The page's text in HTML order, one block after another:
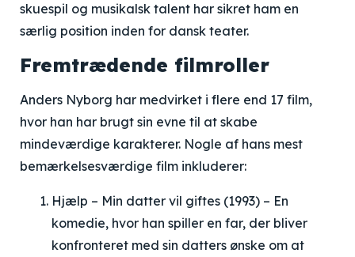
skuespil og musikalsk talent har sikret ham en
særlig position inden for dansk teater.
Fremtrædende filmroller
Anders Nyborg har medvirket i flere end 17 film,
hvor han har brugt sin evne til at skabe
mindeværdige karakterer. Nogle af hans mest
bemærkelsesværdige film inkluderer:
Hjælp – Min datter vil giftes (1993) – En
komedie, hvor han spiller en far, der bliver
konfronteret med sin datters ønske om at